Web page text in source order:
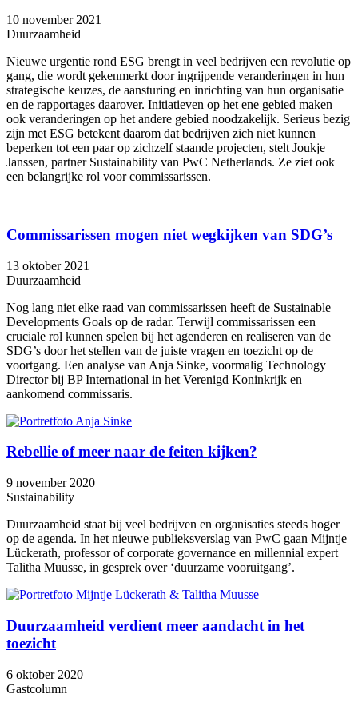
10 november 2021
Duurzaamheid
Nieuwe urgentie rond ESG brengt in veel bedrijven een revolutie op
gang, die wordt gekenmerkt door ingrijpende veranderingen in hun
strategische keuzes, de aansturing en inrichting van hun organisatie
en de rapportages daarover. Initiatieven op het ene gebied maken
ook veranderingen op het andere gebied noodzakelijk. Serieus bezig
zijn met ESG betekent daarom dat bedrijven zich niet kunnen
beperken tot een paar op zichzelf staande projecten, stelt Joukje
Janssen, partner Sustainability van PwC Netherlands. Ze ziet ook
een belangrijke rol voor commissarissen.
Commissarissen mogen niet wegkijken van SDG’s
13 oktober 2021
Duurzaamheid
Nog lang niet elke raad van commissarissen heeft de Sustainable
Developments Goals op de radar. Terwijl commissarissen een
cruciale rol kunnen spelen bij het agenderen en realiseren van de
SDG’s door het stellen van de juiste vragen en toezicht op de
voortgang. Een analyse van Anja Sinke, voormalig Technology
Director bij BP International in het Verenigd Koninkrijk en
aankomend commissaris.
Rebellie of meer naar de feiten kijken?
9 november 2020
Sustainability
Duurzaamheid staat bij veel bedrijven en organisaties steeds hoger
op de agenda. In het nieuwe publieksverslag van PwC gaan Mijntje
Lückerath, professor of corporate governance en millennial expert
Talitha Muusse, in gesprek over ‘duurzame vooruitgang’.
Duurzaamheid verdient meer aandacht in het
toezicht
6 oktober 2020
Gastcolumn